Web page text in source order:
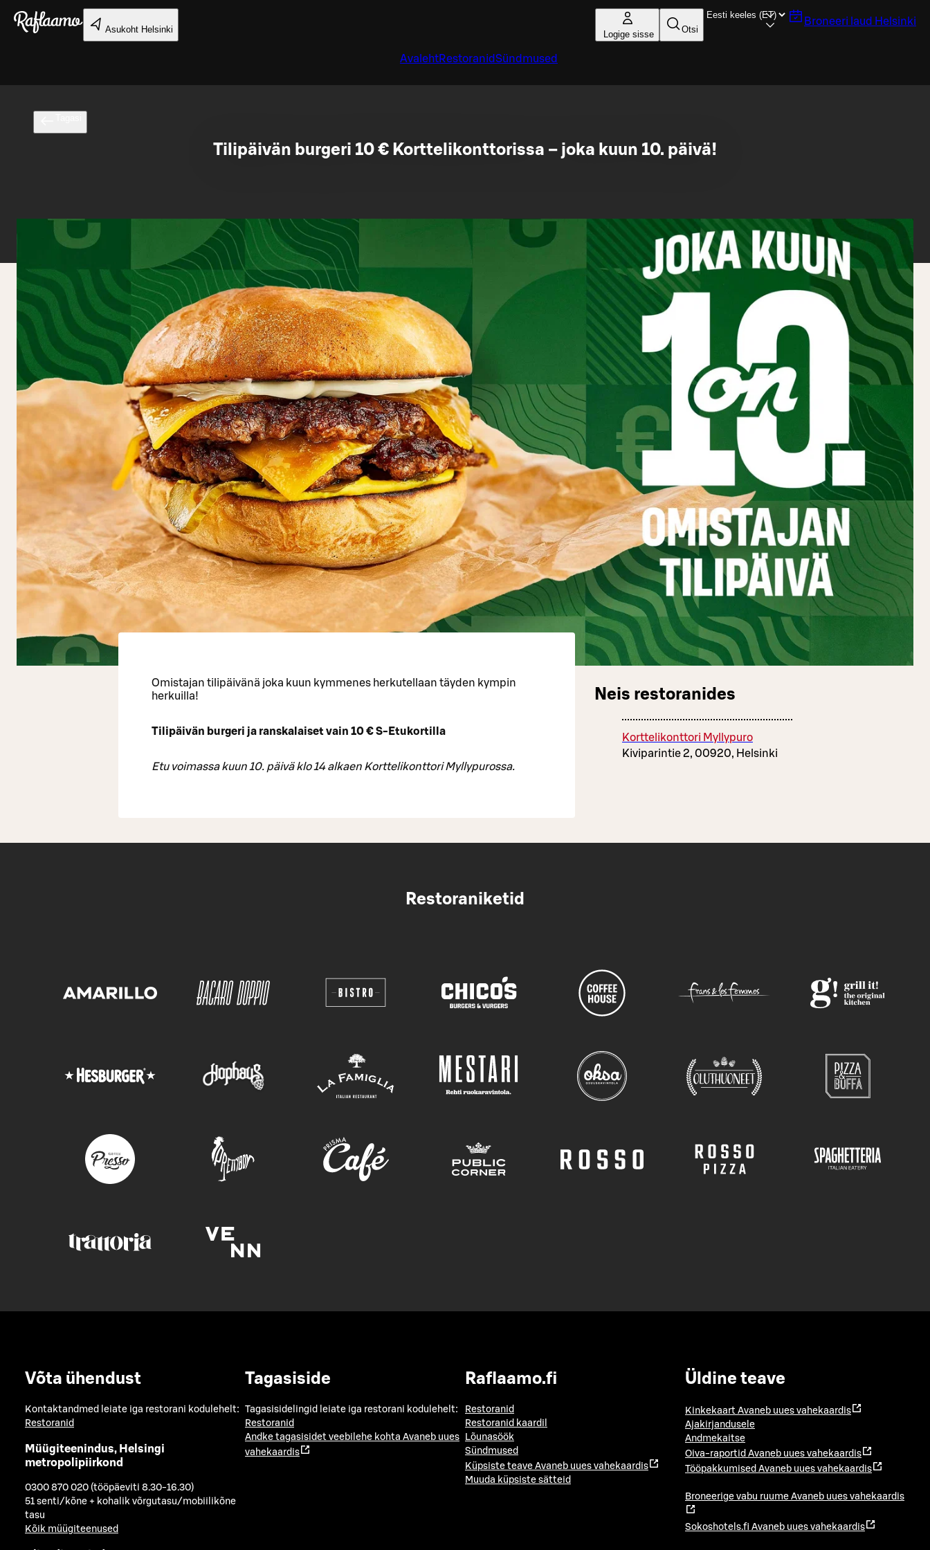
Liigu peamise sisu juurde
Asukoht Helsinki Logige sisse Otsi
Broneeri laud Helsinki
AvalehtRestoranidSündmused
Tilipäivän burgeri 10 € Korttelikonttorissa – joka kuun 10. päivä!
Omistajan tilipäivänä joka kuun kymmenes herkutellaan täyden kympin
herkuilla!
Tilipäivän burgeri ja ranskalaiset vain 10 € S-Etukortilla
Etu voimassa kuun 10. päivä klo 14 alkaen Korttelikonttori Myllypurossa.
Neis restoranides
Korttelikonttori Myllypuro
Kiviparintie 2, 00920, Helsinki
Restoraniketid
Võta ühendust
Kontaktandmed leiate iga restorani kodulehelt:
Restoranid
Müügiteenindus, Helsingi
metropolipiirkond
0300 870 020 (tööpäeviti 8.30-16.30)
51 senti/kõne + kohalik võrgutasu/mobiilikõne
tasu
Kõik müügiteenused
Tagasiside
Tagasisidelingid leiate iga restorani kodulehelt:
Restoranid
Andke tagasisidet veebilehe kohta Avaneb uues
vahekaardis
Raflaamo.fi
Restoranid
Restoranid kaardil
Lõunasöök
Sündmused
Küpsiste teave Avaneb uues vahekaardis
Muuda küpsiste sätteid
Üldine teave
Kinkekaart Avaneb uues vahekaardis
Ajakirjandusele
Andmekaitse
Oiva-raportid Avaneb uues vahekaardis
Tööpakkumised Avaneb uues vahekaardis
Broneerige vabu ruume Avaneb uues vahekaardis
Sokoshotels.fi Avaneb uues vahekaardis